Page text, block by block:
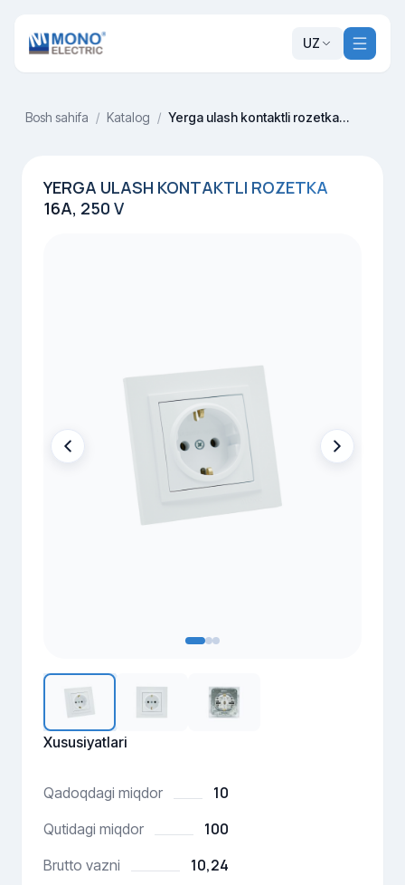
UZ
Bosh sahifa / Katalog / Yerga ulash kontaktli rozetka 16A, 250 V
YERGA ULASH KONTAKTLI ROZETKA
16A, 250 V
Xususiyatlari
Qadoqdagi miqdor 10
Qutidagi miqdor 100
Brutto vazni 10,24